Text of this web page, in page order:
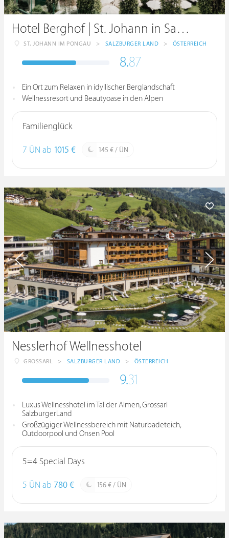
Hotel Berghof | St. Johann in Salzburg
ST. JOHANN IM PONGAU > SALZBURGER LAND > ÖSTERREICH
8.87
Ein Ort zum Relaxen in idyllischer Berglandschaft
Wellnessresort und Beautyoase in den Alpen
Familienglück
7 ÜN ab 1015 € 145 € / ÜN
Nesslerhof Wellnesshotel
GROSSARL > SALZBURGER LAND > ÖSTERREICH
9.31
Luxus Wellnesshotel im Tal der Almen, Grossarl
SalzburgerLand
Großzügiger Wellnessbereich mit Naturbadeteich,
Outdoorpool und Onsen Pool
5=4 Special Days
5 ÜN ab 780 € 156 € / ÜN